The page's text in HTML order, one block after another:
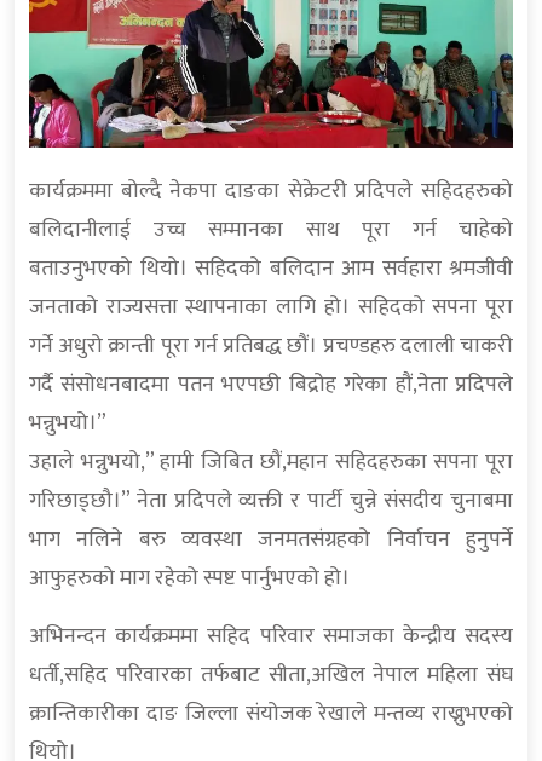
कार्यक्रममा बोल्दै नेकपा दाङका सेक्रेटरी प्रदिपले सहिदहरुको
बलिदानीलाई उच्च सम्मानका साथ पूरा गर्न चाहेको
बताउनुभएको थियो। सहिदको बलिदान आम सर्वहारा श्रमजीवी
जनताको राज्यसत्ता स्थापनाका लागि हो। सहिदको सपना पूरा
गर्ने अधुरो क्रान्ती पूरा गर्न प्रतिबद्ध छौं। प्रचण्डहरु दलाली चाकरी
गर्दै संसोधनबादमा पतन भएपछी बिद्रोह गरेका हौं,नेता प्रदिपले
भन्नुभयो।”
उहाले भन्नुभयो,” हामी जिबित छौं,महान सहिदहरुका सपना पूरा
गरिछाड्छौ।” नेता प्रदिपले व्यक्ती र पार्टी चुन्ने संसदीय चुनाबमा
भाग नलिने बरु व्यवस्था जनमतसंग्रहको निर्वाचन हुनुपर्ने
आफुहरुको माग रहेको स्पष्ट पार्नुभएको हो।
अभिनन्दन कार्यक्रममा सहिद परिवार समाजका केन्द्रीय सदस्य
धर्ती,सहिद परिवारका तर्फबाट सीता,अखिल नेपाल महिला संघ
क्रान्तिकारीका दाङ जिल्ला संयोजक रेखाले मन्तव्य राख्नुभएको
थियो।